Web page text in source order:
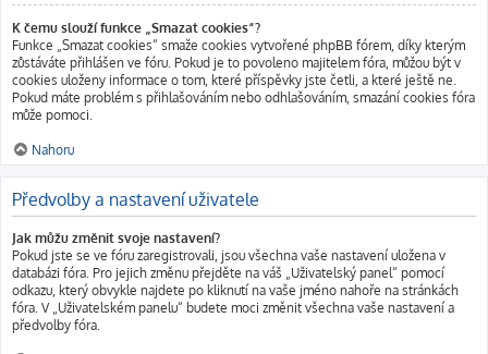
K čemu slouží funkce „Smazat cookies“?
Funkce „Smazat cookies“ smaže cookies vytvořené phpBB fórem, díky kterým
zůstáváte přihlášen ve fóru. Pokud je to povoleno majitelem fóra, můžou být v
cookies uloženy informace o tom, které příspěvky jste četli, a které ještě ne.
Pokud máte problém s přihlašováním nebo odhlašováním, smazání cookies fóra
může pomoci.
Nahoru
Předvolby a nastavení uživatele
Jak můžu změnit svoje nastavení?
Pokud jste se ve fóru zaregistrovali, jsou všechna vaše nastavení uložena v
databázi fóra. Pro jejich změnu přejděte na váš „Uživatelský panel“ pomocí
odkazu, který obvykle najdete po kliknutí na vaše jméno nahoře na stránkách
fóra. V „Uživatelském panelu“ budete moci změnit všechna vaše nastavení a
předvolby fóra.